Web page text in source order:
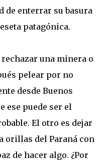
enterrar su basura
patagónica.
una minera o
pelear por no
desde Buenos
ese puede ser el
El otro es dejar
orillas del Paraná con
de hacer algo. ¿Por